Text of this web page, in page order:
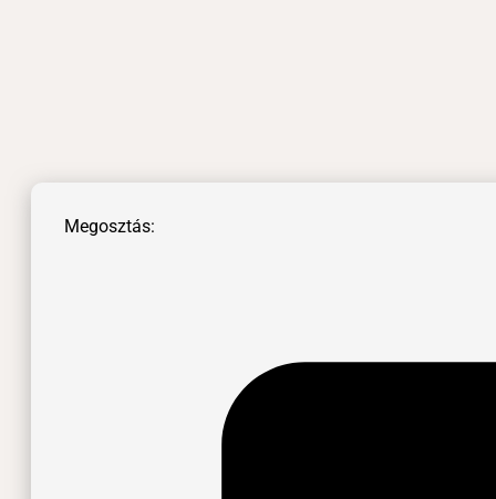
Megosztás: